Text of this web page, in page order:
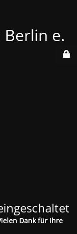
e.
Dank für Ihre